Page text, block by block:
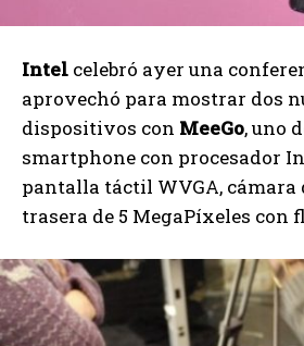
Intel celebró ayer una
aprovechó para mostrar dos
dispositivos con MeeGo, uno
smartphone con procesador
pantalla táctil WVGA, cámara
trasera de 5 MegaPíxeles con